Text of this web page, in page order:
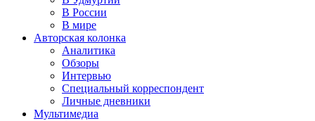
В России
В мире
Авторская колонка
Аналитика
Обзоры
Интервью
Специальный корреспондент
Личные дневники
Мультимедиа